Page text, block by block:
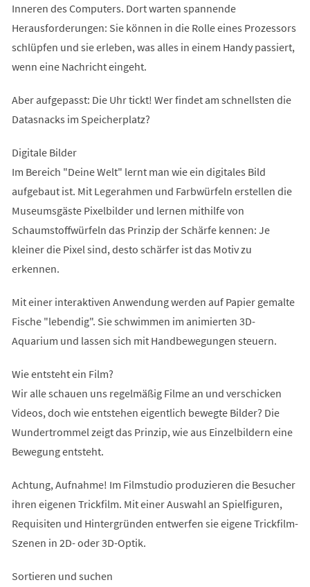
Inneren des Computers. Dort warten spannende
Herausforderungen: Sie können in die Rolle eines Prozessors
schlüpfen und sie erleben, was alles in einem Handy passiert,
wenn eine Nachricht eingeht.
Aber aufgepasst: Die Uhr tickt! Wer findet am schnellsten die
Datasnacks im Speicherplatz?
Digitale Bilder
Im Bereich "Deine Welt" lernt man wie ein digitales Bild
aufgebaut ist. Mit Legerahmen und Farbwürfeln erstellen die
Museumsgäste Pixelbilder und lernen mithilfe von
Schaumstoffwürfeln das Prinzip der Schärfe kennen: Je
kleiner die Pixel sind, desto schärfer ist das Motiv zu
erkennen.
Mit einer interaktiven Anwendung werden auf Papier gemalte
Fische "lebendig". Sie schwimmen im animierten 3D-
Aquarium und lassen sich mit Handbewegungen steuern.
Wie entsteht ein Film?
Wir alle schauen uns regelmäßig Filme an und verschicken
Videos, doch wie entstehen eigentlich bewegte Bilder? Die
Wundertrommel zeigt das Prinzip, wie aus Einzelbildern eine
Bewegung entsteht.
Achtung, Aufnahme! Im Filmstudio produzieren die Besucher
ihren eigenen Trickfilm. Mit einer Auswahl an Spielfiguren,
Requisiten und Hintergründen entwerfen sie eigene Trickfilm-
Szenen in 2D- oder 3D-Optik.
Sortieren und suchen